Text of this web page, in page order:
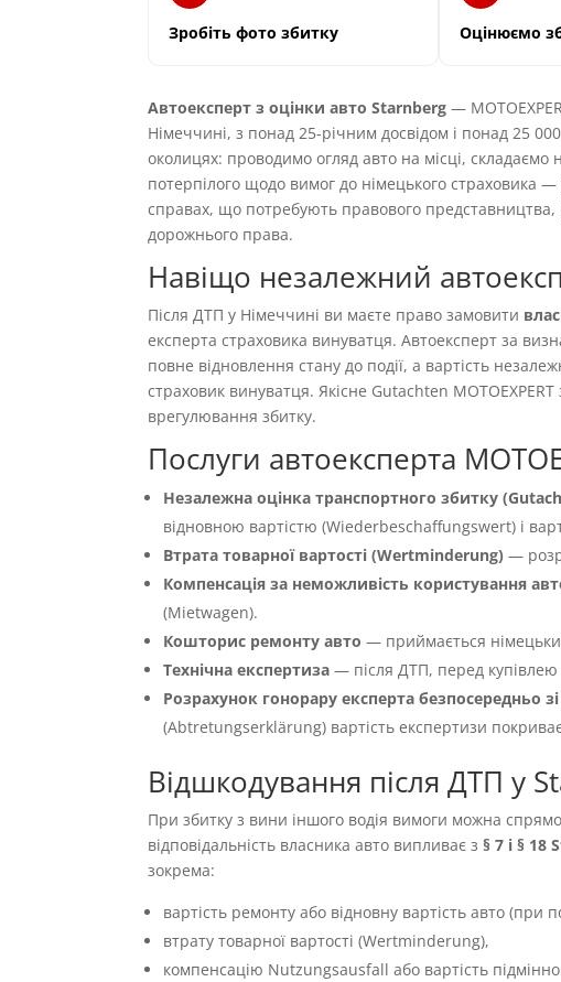
Зробіть фото збитку Оцінюємо
Автоексперт з оцінки авто Starnberg —
Німеччині, з понад 25-річним досвідом і понад 25
околицях: проводимо огляд авто на місці,
потерпілого щодо вимог до німецького страховика
справах, що потребують правового
дорожнього права.
Навіщо незалежний
Після ДТП у Німеччині ви маєте право замовити
експерта страховика винуватця. Автоексперт за
повне відновлення стану до події, а вартість
страховик винуватця. Якісне Gutachten
врегулювання збитку.
Послуги автоексперта
Незалежна оцінка транспортного збитку
відновною вартістю (Wiederbeschaffungswert) і
Втрата товарної вартості (Wertminderung) —
Компенсація за неможливість користування
(Mietwagen).
Кошторис ремонту авто — приймається
Технічна експертиза — після ДТП, перед купівлею
Розрахунок гонорару експерта безпосередньо
(Abtretungserklärung) вартість експертизи
Відшкодування після ДТП у
При збитку з вини іншого водія вимоги можна
відповідальність власника авто випливає з§ 7 і § 18
зокрема:
вартість ремонту або відновну вартість авто (при
втрату товарної вартості (Wertminderung),
компенсацію Nutzungsausfall або вартість